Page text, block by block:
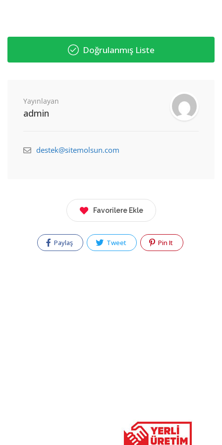
Doğrulanmış Liste
Yayınlayan
admin
destek@sitemolsun.com
Favorilere Ekle
Paylaş Tweet Pin It